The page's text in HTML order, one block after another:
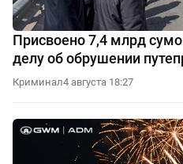
Присвоено 7,4 млрд
делу об обрушении
Криминал4 августа 18:27